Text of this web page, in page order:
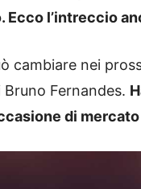
Ecco l’intreccio
cambiare nei
Fernandes.
di